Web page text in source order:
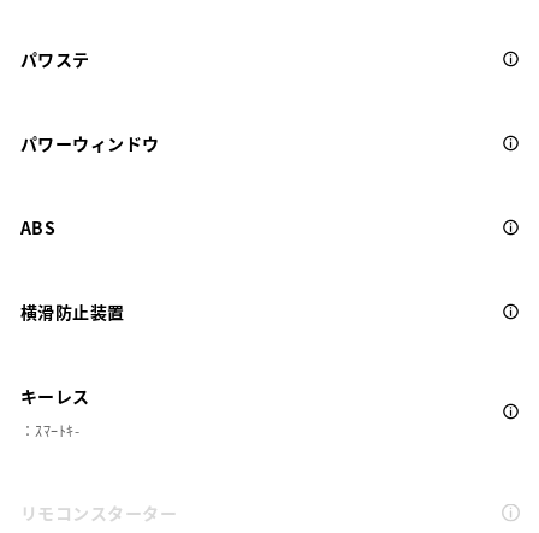
パワステ
パワーウィンドウ
ABS
横滑防止装置
キーレス
：ｽﾏｰﾄｷ-
リモコンスターター